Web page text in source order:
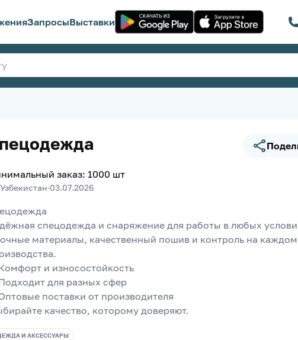
ЗапросыВыставки
заказ: 1000 шт
Узбекистан·03.07.2026
спецодежда и снаряжение для работы в любых
материалы, качественный пошив и контроль на каждом
и износостойкость
для разных сфер
поставки от производителя
качество, которому доверяют.
И АКСЕССУАРЫ